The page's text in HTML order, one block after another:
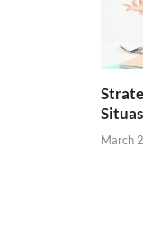
March